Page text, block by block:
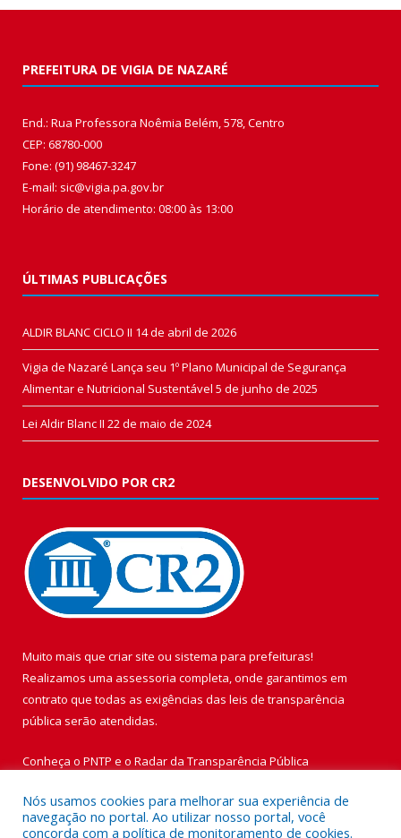
PREFEITURA DE VIGIA DE NAZARÉ
End.: Rua Professora Noêmia Belém, 578, Centro
CEP: 68780-000
Fone: (91) 98467-3247
E-mail: sic@vigia.pa.gov.br
Horário de atendimento: 08:00 às 13:00
ÚLTIMAS PUBLICAÇÕES
ALDIR BLANC CICLO II 14 de abril de 2026
Vigia de Nazaré Lança seu 1º Plano Municipal de Segurança
Alimentar e Nutricional Sustentável 5 de junho de 2025
Lei Aldir Blanc II 22 de maio de 2024
DESENVOLVIDO POR CR2
Muito mais que criar site ou sistema para prefeituras!
Realizamos uma assessoria completa, onde garantimos em
contrato que todas as exigências das leis de transparência
pública serão atendidas.
Conheça o PNTP e o Radar da Transparência Pública
Nós usamos cookies para melhorar sua experiência de
navegação no portal. Ao utilizar nosso portal, você
concorda com a política de monitoramento de cookies.